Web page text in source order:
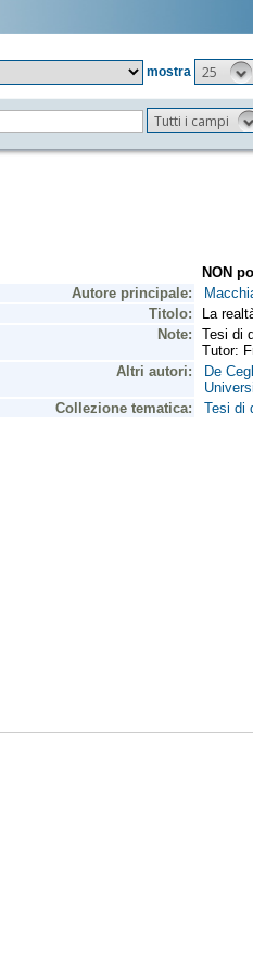
mostra
25
Tutti i campi